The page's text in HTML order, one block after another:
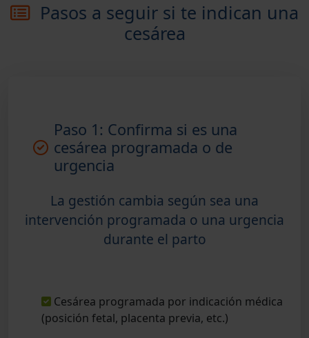
Pasos a seguir si te indican una
cesárea
Paso 1: Confirma si es una
cesárea programada o de
urgencia
La gestión cambia según sea una
intervención programada o una urgencia
durante el parto
Cesárea programada por indicación médica
(posición fetal, placenta previa, etc.)